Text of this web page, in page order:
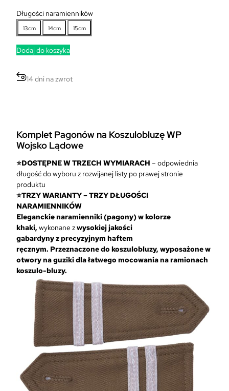
Długości naramienników
13cm 14cm 15cm
Dodaj do koszyka
14 dni na zwrot
Komplet Pagonów na Koszulobluzę WP
Wojsko Lądowe
⭐DOSTĘPNE W TRZECH WYMIARACH – odpowiednia
długość do wyboru z rozwijanej listy po prawej stronie
produktu
⭐TRZY WARIANTY – TRZY DŁUGOŚCI
NARAMIENNIKÓW
Eleganckie naramienniki (pagony) w kolorze
khaki, wykonane zwysokiej jakości
gabardynyzprecyzyjnym haftem
ręcznym. Przeznaczone do koszulobluzy, wyposażone w
otwory na guziki dla łatwego mocowania na ramionach
koszulo-bluzy.